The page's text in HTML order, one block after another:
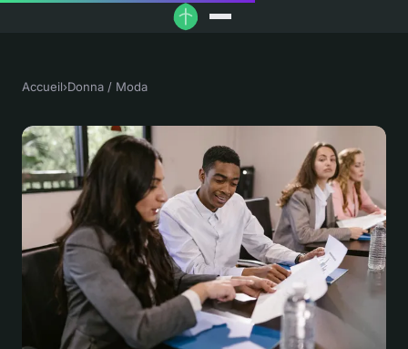
Accueil›Donna / Moda